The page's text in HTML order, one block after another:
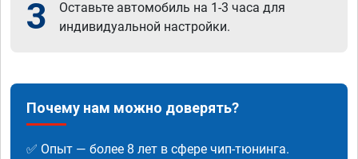
3
Оставьте автомобиль на 1-3 часа для
индивидуальной настройки.
Почему нам можно доверять?
✅ Опыт — более 8 лет в сфере чип-тюнинга.